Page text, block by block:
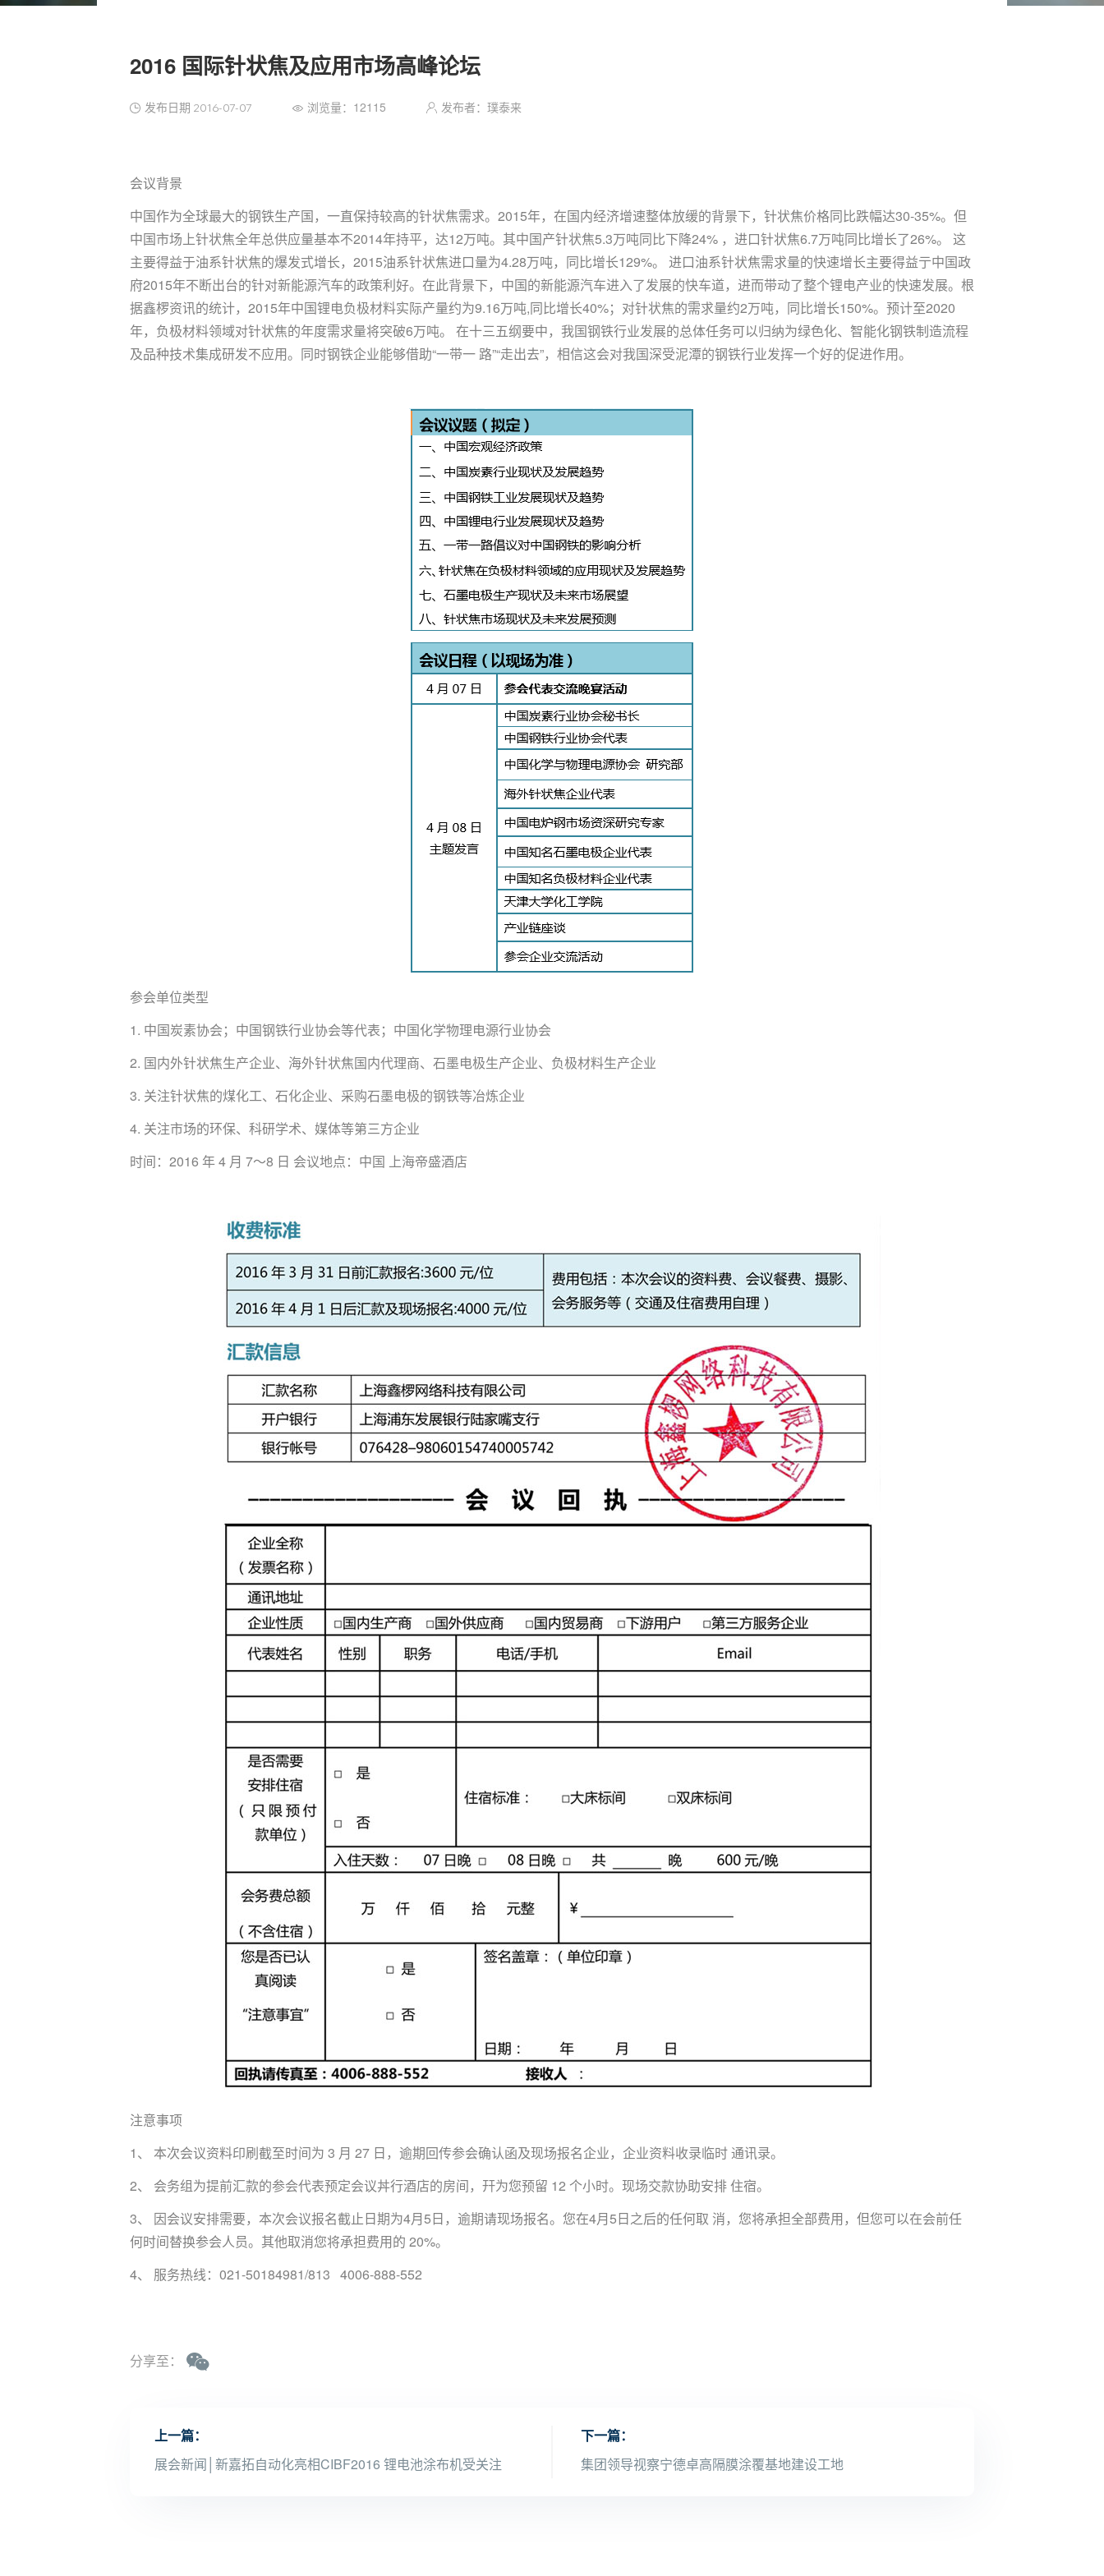
2016 国际针状焦及应用市场高峰论坛
发布日期 2016-07-07 浏览量：12115 发布者：璞泰来
会议背景
中国作为全球最大的钢铁生产国，一直保持较高的针状焦需求。2015年，在国内经济增速整体放缓的背景下，针状焦价格同比跌幅达30-35%。但
中国市场上针状焦全年总供应量基本不2014年持平，达12万吨。其中国产针状焦5.3万吨同比下降24% ，进口针状焦6.7万吨同比增长了26%。 这
主要得益于油系针状焦的爆发式增长，2015油系针状焦进口量为4.28万吨，同比增长129%。 进口油系针状焦需求量的快速增长主要得益亍中国政
府2015年不断出台的针对新能源汽车的政策利好。在此背景下，中国的新能源汽车进入了发展的快车道，进而带动了整个锂电产业的快速发展。根
据鑫椤资讯的统计，2015年中国锂电负极材料实际产量约为9.16万吨,同比增长40%；对针状焦的需求量约2万吨，同比增长150%。预计至2020
年，负极材料领域对针状焦的年度需求量将突破6万吨。 在十三五纲要中，我国钢铁行业发展的总体任务可以归纳为绿色化、智能化钢铁制造流程
及品种技术集成研发不应用。同时钢铁企业能够借助“一带一 路”“走出去”，相信这会对我国深受泥潭的钢铁行业发挥一个好的促进作用。
参会单位类型
1. 中国炭素协会；中国钢铁行业协会等代表；中国化学物理电源行业协会
2. 国内外针状焦生产企业、海外针状焦国内代理商、石墨电极生产企业、负极材料生产企业
3. 关注针状焦的煤化工、石化企业、采购石墨电极的钢铁等冶炼企业
4. 关注市场的环保、科研学术、媒体等第三方企业
时间：2016 年 4 月 7～8 日 会议地点：中国 上海帝盛酒店
注意事项
1、 本次会议资料印刷截至时间为 3 月 27 日，逾期回传参会确认函及现场报名企业，企业资料收录临时 通讯录。
2、 会务组为提前汇款的参会代表预定会议丼行酒店的房间，幵为您预留 12 个小时。现场交款协助安排 住宿。
3、 因会议安排需要，本次会议报名截止日期为4月5日，逾期请现场报名。您在4月5日之后的任何取 消，您将承担全部费用，但您可以在会前任
何时间替换参会人员。其他取消您将承担费用的 20%。
4、 服务热线：021-50184981/813 4006-888-552
分享至：
上一篇：
展会新闻│新嘉拓自动化亮相CIBF2016 锂电池涂布机受关注
下一篇：
集团领导视察宁德卓高隔膜涂覆基地建设工地